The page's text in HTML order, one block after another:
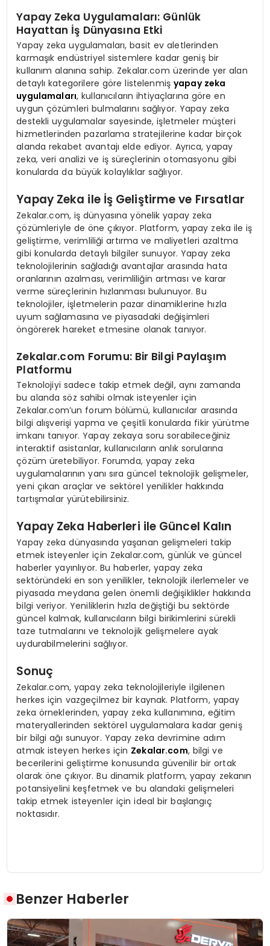
Yapay Zeka Uygulamaları: Günlük
Hayattan İş Dünyasına Etki
Yapay zeka uygulamaları, basit ev aletlerinden
karmaşık endüstriyel sistemlere kadar geniş bir
kullanım alanına sahip. Zekalar.com üzerinde yer alan
detaylı kategorilere göre listelenmiş yapay zeka
uygulamaları, kullanıcıların ihtiyaçlarına göre en
uygun çözümleri bulmalarını sağlıyor. Yapay zeka
destekli uygulamalar sayesinde, işletmeler müşteri
hizmetlerinden pazarlama stratejilerine kadar birçok
alanda rekabet avantajı elde ediyor. Ayrıca, yapay
zeka, veri analizi ve iş süreçlerinin otomasyonu gibi
konularda da büyük kolaylıklar sağlıyor.
Yapay Zeka ile İş Geliştirme ve Fırsatlar
Zekalar.com, iş dünyasına yönelik yapay zeka
çözümleriyle de öne çıkıyor. Platform, yapay zeka ile iş
geliştirme, verimliliği artırma ve maliyetleri azaltma
gibi konularda detaylı bilgiler sunuyor. Yapay zeka
teknolojilerinin sağladığı avantajlar arasında hata
oranlarının azalması, verimliliğin artması ve karar
verme süreçlerinin hızlanması bulunuyor. Bu
teknolojiler, işletmelerin pazar dinamiklerine hızla
uyum sağlamasına ve piyasadaki değişimleri
öngörerek hareket etmesine olanak tanıyor.
Zekalar.com Forumu: Bir Bilgi Paylaşım
Platformu
Teknolojiyi sadece takip etmek değil, aynı zamanda
bu alanda söz sahibi olmak isteyenler için
Zekalar.com’un forum bölümü, kullanıcılar arasında
bilgi alışverişi yapma ve çeşitli konularda fikir yürütme
imkanı tanıyor. Yapay zekaya soru sorabileceğiniz
interaktif asistanlar, kullanıcıların anlık sorularına
çözüm üretebiliyor. Forumda, yapay zeka
uygulamalarının yanı sıra güncel teknolojik gelişmeler,
yeni çıkan araçlar ve sektörel yenilikler hakkında
tartışmalar yürütebilirsiniz.
Yapay Zeka Haberleri ile Güncel Kalın
Yapay zeka dünyasında yaşanan gelişmeleri takip
etmek isteyenler için Zekalar.com, günlük ve güncel
haberler yayınlıyor. Bu haberler, yapay zeka
sektöründeki en son yenilikler, teknolojik ilerlemeler ve
piyasada meydana gelen önemli değişiklikler hakkında
bilgi veriyor. Yeniliklerin hızla değiştiği bu sektörde
güncel kalmak, kullanıcıların bilgi birikimlerini sürekli
taze tutmalarını ve teknolojik gelişmelere ayak
uydurabilmelerini sağlıyor.
Sonuç
Zekalar.com, yapay zeka teknolojileriyle ilgilenen
herkes için vazgeçilmez bir kaynak. Platform, yapay
zeka örneklerinden, yapay zeka kullanımına, eğitim
materyallerinden sektörel uygulamalara kadar geniş
bir bilgi ağı sunuyor. Yapay zeka devrimine adım
atmak isteyen herkes için Zekalar.com, bilgi ve
becerilerini geliştirme konusunda güvenilir bir ortak
olarak öne çıkıyor. Bu dinamik platform, yapay zekanın
potansiyelini keşfetmek ve bu alandaki gelişmeleri
takip etmek isteyenler için ideal bir başlangıç
noktasıdır.
Benzer Haberler